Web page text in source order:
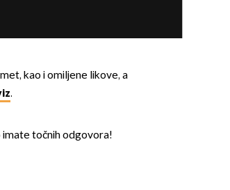
kao i omiljene likove, a
.
točnih odgovora!